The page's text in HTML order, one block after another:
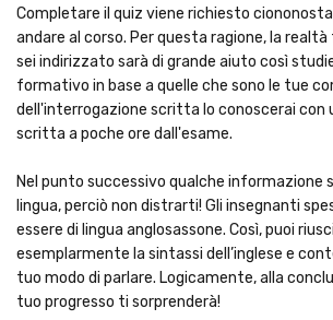
Completare il quiz viene richiesto
andare al corso. Per questa ragione, la
sei indirizzato sarà di grande aiuto così
formativo in base a quelle che sono le tue
dell'interrogazione scritta lo conoscerai con
scritta a poche ore dall'esame.
Nel punto successivo qualche informazione
lingua, perciò non distrarti! Gli insegnanti
essere di lingua anglosassone. Così, puoi
esemplarmente la sintassi dell’inglese e
tuo modo di parlare. Logicamente, alla
tuo progresso ti sorprenderà!